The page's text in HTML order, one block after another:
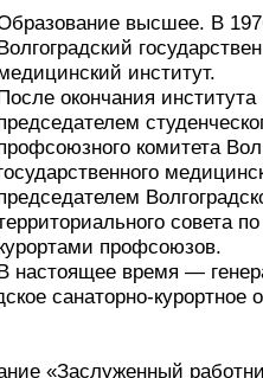
высшее. В
институт.
окончания института
комитета
совета
профсоюзов.
настоящее время —
санаторно-курортное
«Заслуженный